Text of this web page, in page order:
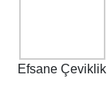
Efsane Çeviklik